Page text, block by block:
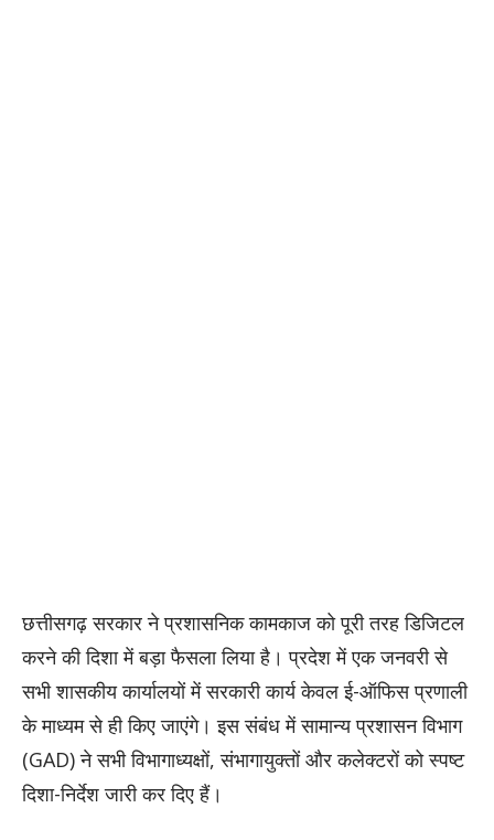
छत्तीसगढ़ सरकार ने प्रशासनिक कामकाज को पूरी तरह डिजिटल
करने की दिशा में बड़ा फैसला लिया है। प्रदेश में एक जनवरी से
सभी शासकीय कार्यालयों में सरकारी कार्य केवल ई-ऑफिस प्रणाली
के माध्यम से ही किए जाएंगे। इस संबंध में सामान्य प्रशासन विभाग
(GAD) ने सभी विभागाध्यक्षों, संभागायुक्तों और कलेक्टरों को स्पष्ट
दिशा-निर्देश जारी कर दिए हैं।